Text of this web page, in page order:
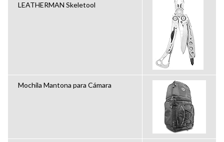
LEATHERMAN Skeletool
Mochila Mantona para Cámara